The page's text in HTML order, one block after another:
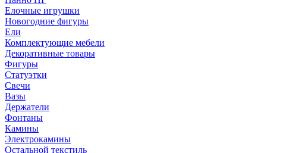
Елочные игрушки
Новогодние фигуры
Ели
Комплектующие мебели
Декоративные товары
Фигуры
Статуэтки
Свечи
Вазы
Держатели
Фонтаны
Камины
Электрокамины
Остальной текстиль